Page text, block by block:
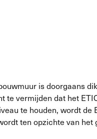
is doorgaans
vermijden dat het
te houden, wordt
ten opzichte van